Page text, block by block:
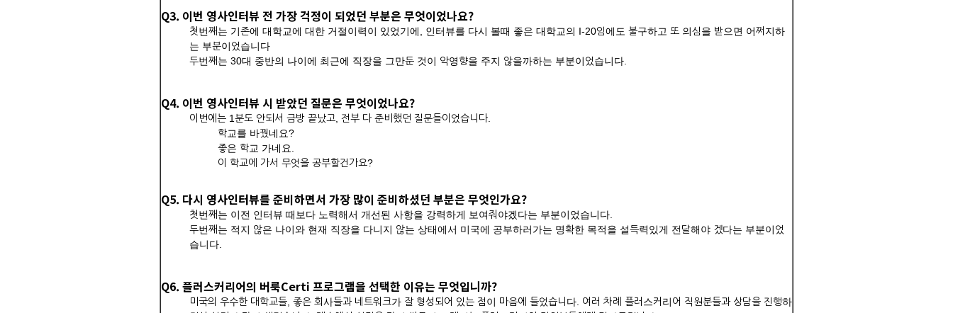
Q3. 이번 영사인터뷰 전 가장 걱정이 되었던 부분은 무엇이었나요?
첫번째는 기존에 대학교에 대한 거절이력이 있었기에, 인터뷰를 다시 볼때 좋은 대학교의 I-20임에도 불구하고 또 의심을 받으면 어쩌지하
는 부분이었습니다
두번째는 30대 중반의 나이에 최근에 직장을 그만둔 것이 악영향을 주지 않을까하는 부분이었습니다.
Q4. 이번 영사인터뷰 시 받았던 질문은 무엇이었나요?
이번에는 1분도 안되서 금방 끝났고, 전부 다 준비했던 질문들이었습니다.
학교를 바꿨네요?
좋은 학교 가네요.
이 학교에 가서 무엇을 공부할건가요?
Q5. 다시 영사인터뷰를 준비하면서 가장 많이 준비하셨던 부분은 무엇인가요?
첫번째는 이전 인터뷰 때보다 노력해서 개선된 사항을 강력하게 보여줘야겠다는 부분이었습니다.
두번째는 적지 않은 나이와 현재 직장을 다니지 않는 상태에서 미국에 공부하러가는 명확한 목적을 설득력있게 전달해야 겠다는 부분이었
습니다.
Q6. 플러스커리어의 버룩Certi 프로그램을 선택한 이유는 무엇입니까?
미국의 우수한 대학교들, 좋은 회사들과 네트워크가 잘 형성되어 있는 점이 마음에 들었습니다. 여러 차례 플러스커리어 직원분들과 상담을 진행하